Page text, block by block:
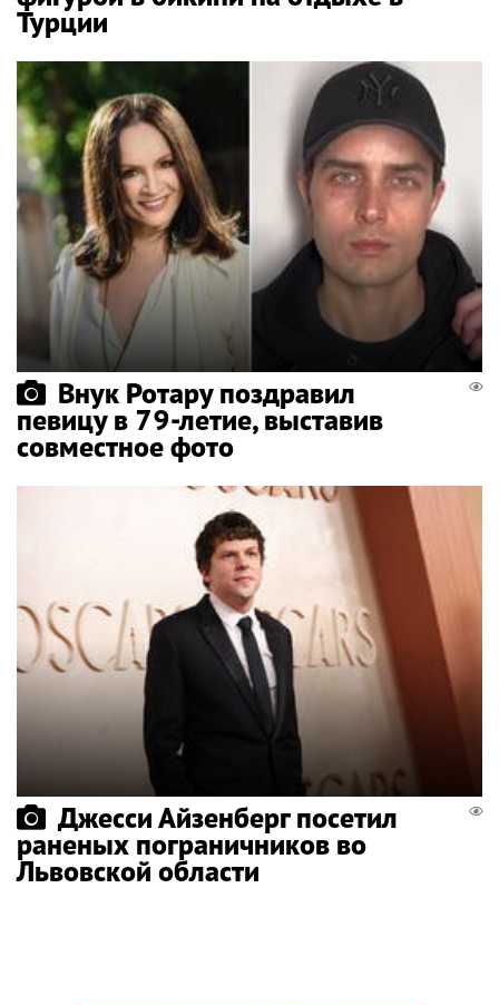
Турции
Внук Ротару поздравил
певицу в 79-летие, выставив
совместное фото
Джесси Айзенберг посетил
раненых пограничников во
Львовской области